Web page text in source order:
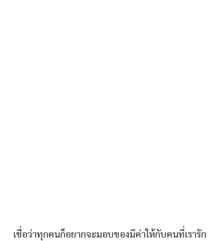
เชื่อว่าทุกคนก็อยากจะมอบของมีค่าให้กับคนที่เรารัก